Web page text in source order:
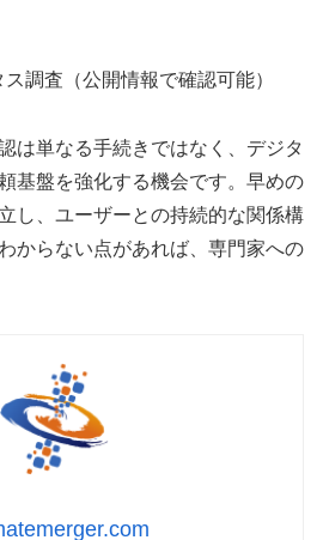
調査（公開情報で確認可能）
は単なる手続きではなく、デジタ
基盤を強化する機会です。早めの
し、ユーザーとの持続的な関係構
からない点があれば、専門家への